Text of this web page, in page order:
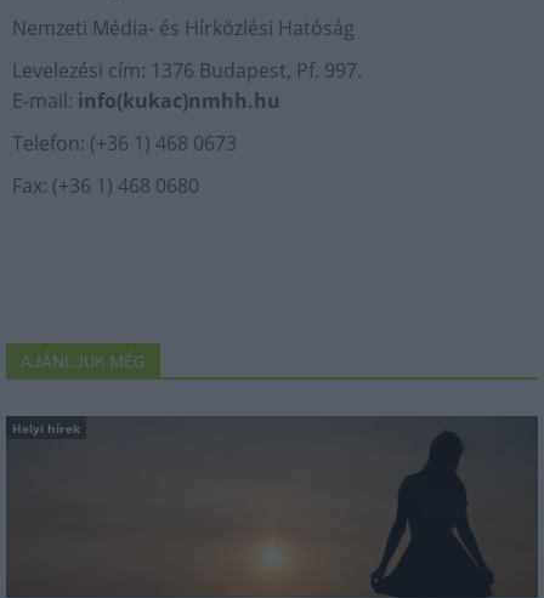
Nemzeti Média- és Hírközlési Hatóság
Levelezési cím: 1376 Budapest, Pf. 997.
E-mail: info(kukac)nmhh.hu
Telefon: (+36 1) 468 0673
Fax: (+36 1) 468 0680
AJÁNLJUK MÉG
Helyi hírek